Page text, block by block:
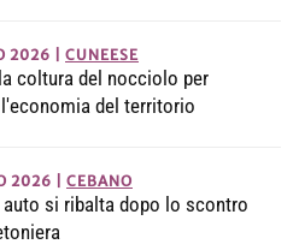
2026 CUNEESE
coltura del nocciolo per
del territorio
2026 CEBANO
auto si ribalta dopo lo scontro